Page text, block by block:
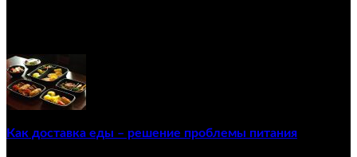
Как доставка еды – решение проблемы питания